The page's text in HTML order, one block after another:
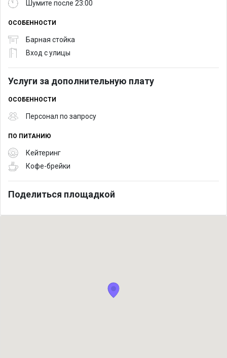
Шумите после 23:00
ОСОБЕННОСТИ
Барная стойка
Вход с улицы
Услуги за дополнительную плату
ОСОБЕННОСТИ
Персонал по запросу
ПО ПИТАНИЮ
Кейтеринг
Кофе-брейки
Поделиться площадкой